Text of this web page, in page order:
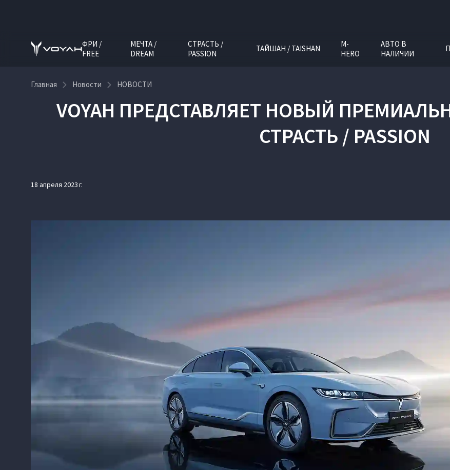
ФРИ /
FREE
МЕЧТА /
DREAM
СТРАСТЬ /
PASSION
ТАЙШАН / TAISHAN
M-
HERO
АВТО В
НАЛИЧИИ
Главная Новости НОВОСТИ
VOYAH ПРЕДСТАВЛЯЕТ НОВЫЙ
СТРАСТЬ / PASSION
18 апреля 2023 г.